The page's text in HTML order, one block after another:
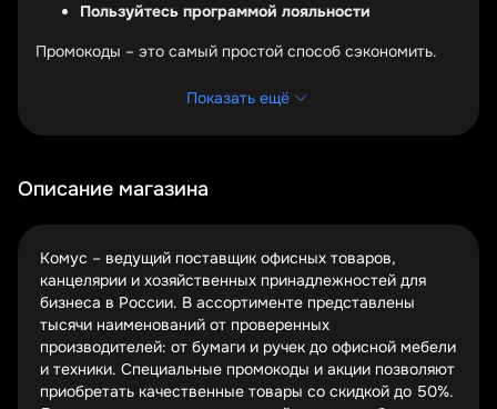
Пользуйтесь программой лояльности
Промокоды – это самый простой способ сэкономить.
при оформлении заказа на сайте, и система
Некоторые промокоды дают фиксированную скидку,
Комус регулярно проводит масштабные распродажи,
приуроченные к началу учебного года, Новому году или
другим важным датам. В эти периоды скидки могут
достигать 50% на целые категории товаров. Следите за
анонсами, чтобы не пропустить выгодные предложения.
Зарегистрированные пользователи получают
дополнительные бонусы. Накопительная система
позволяет получать кэшбэк за покупки, а постоянные
клиенты иногда получают персональные промокоды с
Показать ещё
Описание магазина
Комус – ведущий поставщик офисных товаров,
канцелярии и хозяйственных принадлежностей для
бизнеса в России. В ассортименте представлены
тысячи наименований от проверенных
производителей: от бумаги и ручек до офисной мебели
и техники. Специальные промокоды и акции позволяют
приобретать качественные товары со скидкой до 50%.